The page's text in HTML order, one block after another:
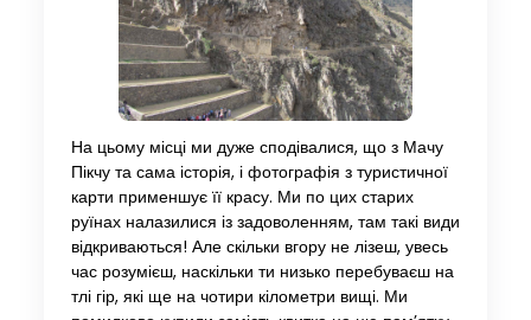
На цьому місці ми дуже сподівалися, що з Мачу
Пікчу та сама історія, і фотографія з туристичної
карти применшує її красу. Ми по цих старих
руїнах налазилися із задоволенням, там такі види
відкриваються! Але скільки вгору не лізеш, увесь
час розумієш, наскільки ти низько перебуваєш на
тлі гір, які ще на чотири кілометри вищі. Ми